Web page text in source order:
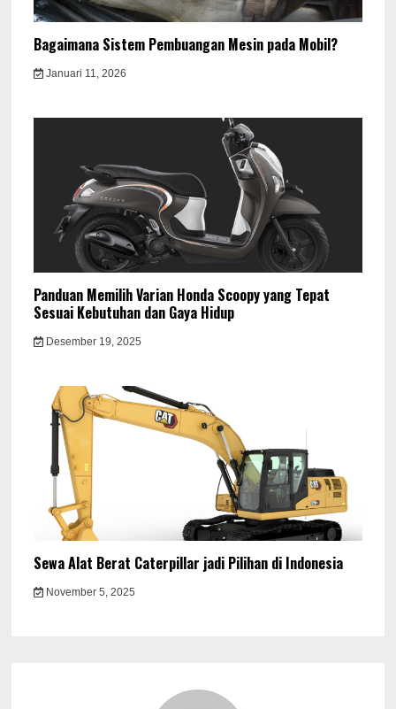
Bagaimana Sistem Pembuangan Mesin pada Mobil?
Januari 11, 2026
Panduan Memilih Varian Honda Scoopy yang Tepat
Sesuai Kebutuhan dan Gaya Hidup
Desember 19, 2025
Sewa Alat Berat Caterpillar jadi Pilihan di Indonesia
November 5, 2025